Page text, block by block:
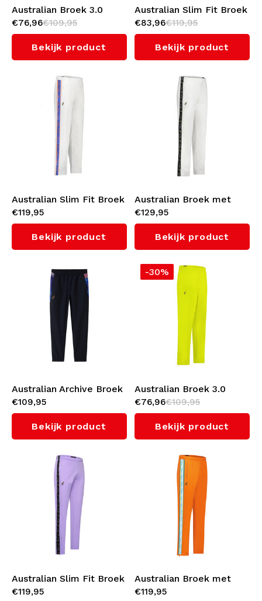
Australian Broek 3.0
(Anemone)
€76,96€109,95
Bekijk product
Australian Slim Fit Broek
met witte bies 3.0
(Green Storm)
€83,96€119,95
Bekijk product
Australian Slim Fit Broek
met oranje bies 3.0
(White)
€119,95
Bekijk product
Australian Broek met
zwarte bies 3.0 (White)
€129,95
Bekijk product
Australian Archive Broek
'Klee'
€109,95
Bekijk product
-30%
Australian Broek 3.0
(Sulphure Spring)
€76,96€109,95
Bekijk product
Australian Slim Fit Broek
met zwarte bies 3.0
€119,95
Australian Broek met
cyan bies 3.0 (Bright
€119,95